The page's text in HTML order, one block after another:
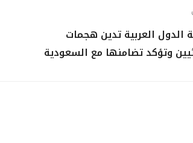
الدول العربية تدين هجمات
وتؤكد تضامنها مع السعودية